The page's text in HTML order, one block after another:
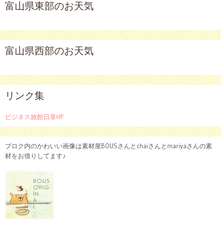
富山県東部のお天気
富山県西部のお天気
リンク集
ビジネス旅館日章HP
ブロク内のかわいい画像は素材屋BOUSさんとchaiさんとmariyaさんの素
材をお借りしてます♪